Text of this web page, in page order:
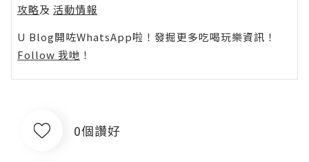
攻略及 活動情報
U Blog開咗WhatsApp啦！發掘更多吃喝玩樂資訊！
Follow 我哋 ！
0個讚好